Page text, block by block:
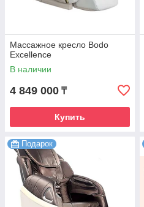
Массажное кресло Bodo
Excellence
В наличии
4 849 000 ₸
Купить
Подарок